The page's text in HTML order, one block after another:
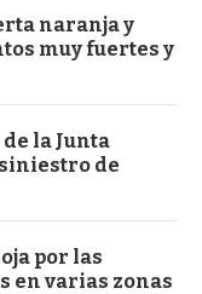
naranja y
muy fuertes y
la Junta
de
por las
en varias zonas